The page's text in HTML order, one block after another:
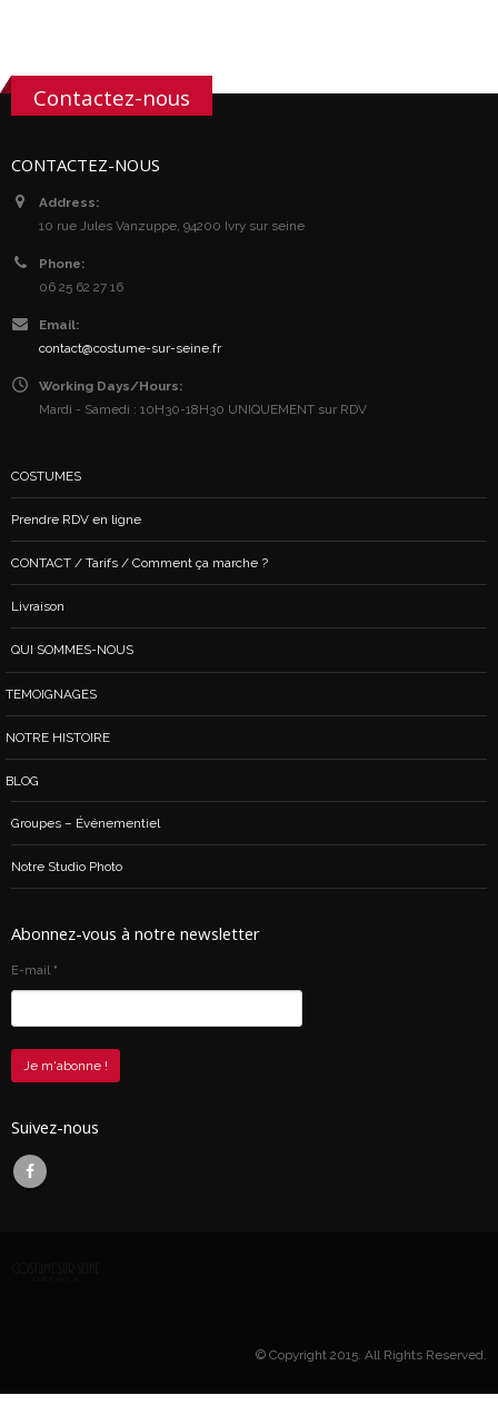
Contactez-nous
CONTACTEZ-NOUS
Address:
10 rue Jules Vanzuppe, 94200 Ivry sur seine
Phone:
06 25 62 27 16
Email:
contact@costume-sur-seine.fr
Working Days/Hours:
Mardi - Samedi : 10H30-18H30 UNIQUEMENT sur RDV
COSTUMES
Prendre RDV en ligne
CONTACT / Tarifs / Comment ça marche ?
Livraison
QUI SOMMES-NOUS
TEMOIGNAGES
NOTRE HISTOIRE
BLOG
Groupes – Événementiel
Notre Studio Photo
Abonnez-vous à notre newsletter
E-mail *
Suivez-nous
© Copyright 2015. All Rights Reserved.